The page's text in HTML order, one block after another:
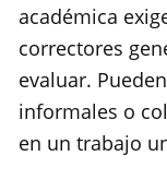
académica
correctores
evaluar.
informales o
en un trabajo